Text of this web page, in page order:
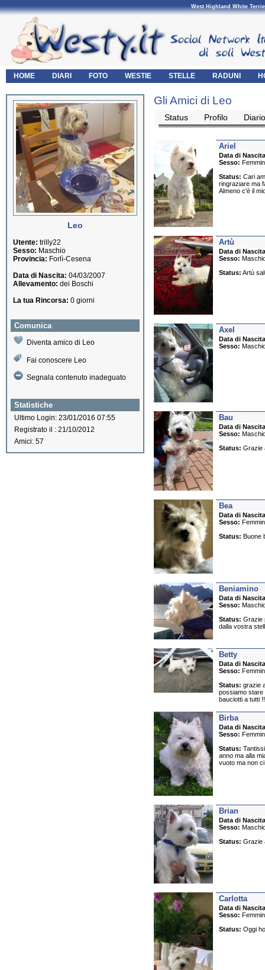
West Highland White
HOME DIARI FOTO WESTIE STELLE RADUNI
Leo
Utente: trilly22
Sesso: Maschio
Provincia: Forlì-Cesena
Data di Nascita: 04/03/2007
Allevamento: dei Boschi
La tua Rincorsa: 0 giorni
Comunica
Diventa amico di Leo
Fai conoscere Leo
Segnala contenuto inadeguato
Statistiche
Ultimo Login: 23/01/2016 07:55
Registrato il : 21/10/2012
Amici: 57
Gli Amici di Leo
Status Profilo Diario
Ariel
Data di
Sesso:
Status: Cari
ringraziare ma
Almeno c'è il
Artù
Data di
Sesso:
Status: Artù
Axel
Data di
Sesso:
Bau
Data di
Sesso:
Status: Grazie
Bea
Data di
Sesso:
Status: Buone
Beniamino
Data di
Sesso:
Status: Grazie
dalla vostra
Betty
Data di
Sesso:
Status: grazie
possiamo stare
bauciotti a tutti !!
Birba
Data di
Sesso:
Status:
anno ma alla
vuoto ma non
Brian
Data di
Sesso:
Status: Grazie
Carlotta
Data di
Sesso:
Status: Oggi